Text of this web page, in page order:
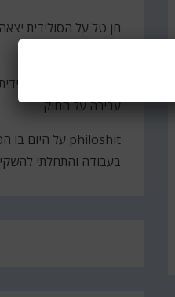
חן טל על
גבירתי
עבירה על החוק
philoshit על היום בו
בעבודה והתחלתי